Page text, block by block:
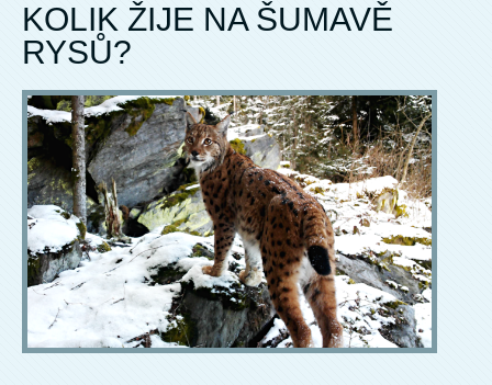
KOLIK ŽIJE NA ŠUMAVĚ
RYSŮ?